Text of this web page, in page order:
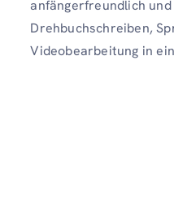
anfängerfreundlich
Drehbuchschreiben,
Videobearbeitung in